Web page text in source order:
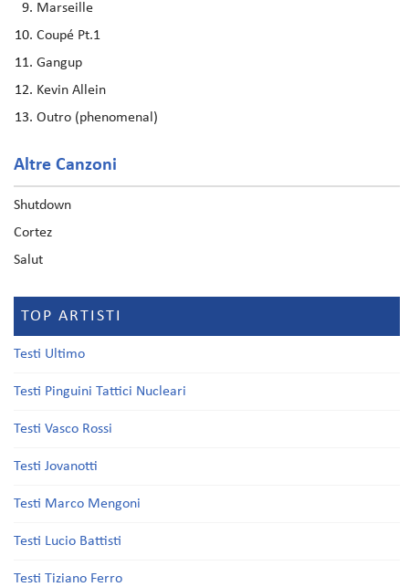
Marseille
Coupé Pt.1
Gangup
Kevin Allein
Outro (phenomenal)
Altre Canzoni
Shutdown
Cortez
Salut
TOP ARTISTI
Testi Ultimo
Testi Pinguini Tattici Nucleari
Testi Vasco Rossi
Testi Jovanotti
Testi Marco Mengoni
Testi Lucio Battisti
Testi Tiziano Ferro